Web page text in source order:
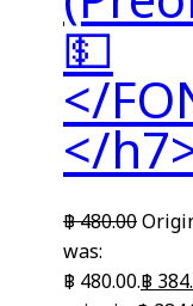
💵
</
</
฿480.00
was:
฿ 480.00.฿